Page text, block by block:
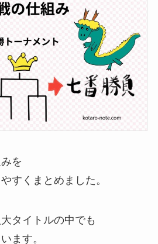
を
すくまとめました。
タイトルの中でも
ます。